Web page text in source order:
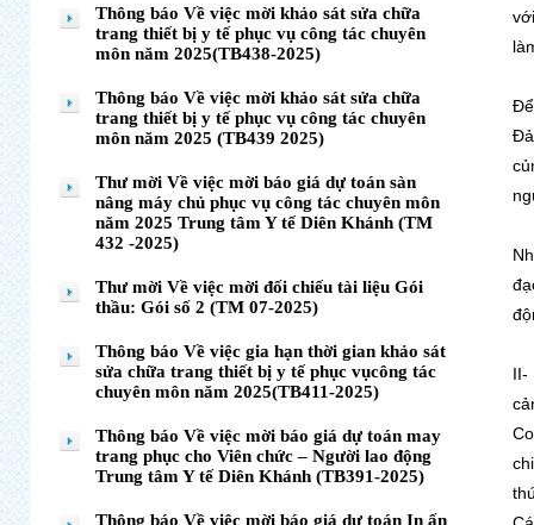
II-
Thông báo Về việc mời khảo sát sửa chữa
trang thiết bị y tế phục vụ công tác chuyên
môn năm 2025(TB438-2025)
Thông báo Về việc mời khảo sát sửa chữa
trang thiết bị y tế phục vụ công tác chuyên
môn năm 2025 (TB439 2025)
Thư mời Về việc mời báo giá dự toán sàn
nâng máy chủ phục vụ công tác chuyên môn
năm 2025 Trung tâm Y tế Diên Khánh (TM
432 -2025)
Thư mời Về việc mời đối chiếu tài liệu Gói
thầu: Gói số 2 (TM 07-2025)
Thông báo Về việc gia hạn thời gian khảo sát
sửa chữa trang thiết bị y tế phục vụcông tác
chuyên môn năm 2025(TB411-2025)
Thông báo Về việc mời báo giá dự toán may
trang phục cho Viên chức – Người lao động
Trung tâm Y tế Diên Khánh (TB391-2025)
Thông báo Về việc mời báo giá dự toán In ấn